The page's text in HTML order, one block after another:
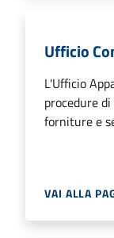
Ufficio
L'Ufficio
procedure
forniture e
VAI ALLA